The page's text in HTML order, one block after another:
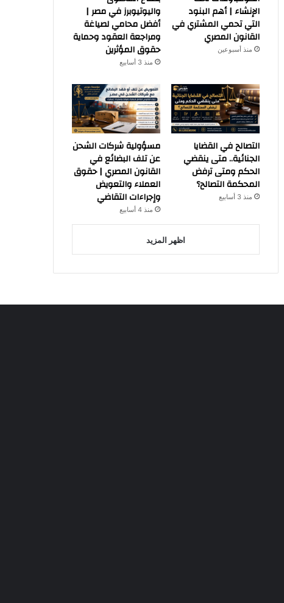
الإنشاء | أهم البنود
التي تحمي المشتري في
القانون المصري
منذ أسبوعين
واليوتيوبرز في مصر |
أفضل محامي لصياغة
ومراجعة العقود وحماية
حقوق المؤثرين
منذ 3 أسابيع
التصالح في القضايا
الجنائية.. متى ينقضي
الحكم ومتى ترفض
المحكمة التصالح؟
منذ 3 أسابيع
مسؤولية شركات الشحن
عن تلف البضائع في
القانون المصري | حقوق
العملاء والتعويض
وإجراءات التقاضي
منذ 4 أسابيع
اظهر المزيد